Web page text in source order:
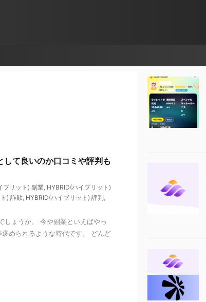
て良いのか口コミや評判も
ブリット) 副業, HYBRID(ハイブリット)
) 詐欺, HYBRID(ハイブリット) 評判,
しょうか。 今や副業といえばやっ
められるような時代です。 どんど